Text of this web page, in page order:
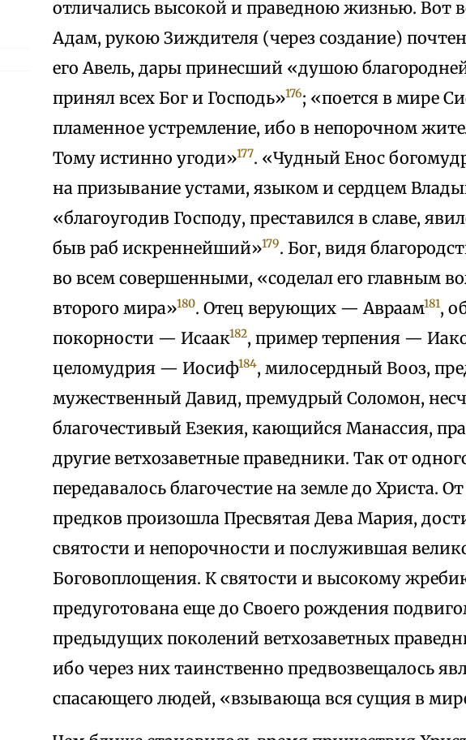
отличались высокой и праведною жизнью. Вот
Адам, рукою Зиждителя (через создание)
его Авель, дары принесший «душою
принял всех Бог и Господь»176; «поется в мире
пламенное устремление, ибо в непорочном
Тому истинно угоди»177. «Чудный Енос
на призывание устами, языком и сердцем
«благоугодив Господу, преставился в славе,
быв раб искреннейший»179. Бог, видя
во всем совершенными, «соделал его главным
второго мира»180. Отец верующих — Авраам181,
покорности — Исаак182, пример терпения —
целомудрия — Иосиф184, милосердный Вооз,
мужественный Давид, премудрый Соломон,
благочестивый Езекия, кающийся Манассия,
другие ветхозаветные праведники. Так от
передавалось благочестие на земле до Христа.
предков произошла Пресвятая Дева Мария,
святости и непорочности и послужившая
Боговоплощения. К святости и высокому
предуготована еще до Своего рождения
предыдущих поколений ветхозаветных
ибо через них таинственно предвозвещалось
спасающего людей, «взывающа вся сущия в